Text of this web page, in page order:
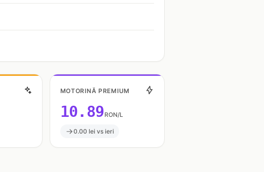
MOTORINĂ PREMIUM
10.89 RON/L
0.00 lei vs ieri